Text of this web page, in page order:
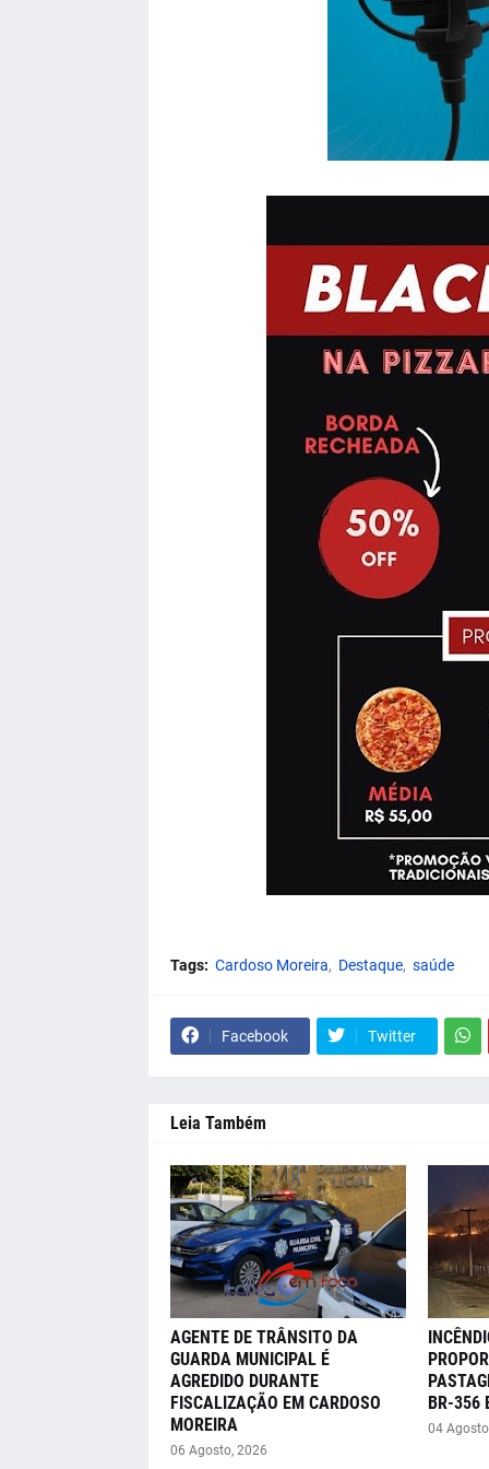
Tags: Cardoso Moreira Destaque saúde
Facebook Twitter
Leia Também
AGENTE DE TRÂNSITO DA
GUARDA MUNICIPAL É
AGREDIDO DURANTE
FISCALIZAÇÃO EM CARDOSO
MOREIRA
06 Agosto, 2026
BR-356
04